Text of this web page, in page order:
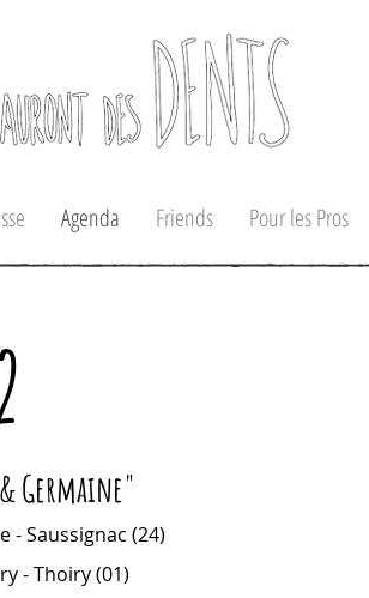
Agenda Friends Pour les Pros
Germaine"
- Saussignac (24)
- Thoiry (01)